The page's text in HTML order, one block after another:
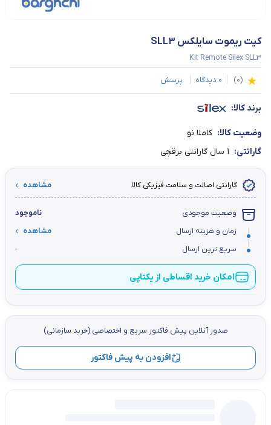
کیت ریموت سایلکس SLL3
Kit Remote Silex SLL3
(
0
)
0 دیدگاه پرسش
برند کالا:
وضعیت کالا: کاملا نو
گارانتی: 1 سال گارانتی برقچی
گارانتی اصالت و سلامت فیزیکی کالا مشاهده
وضعیت موجودی
ناموجود
زمان و هزینه ارسال
مشاهده
سریع ترین ارسال
-
امکان خرید اقساطی از یکتاپی
صدور آنلاین پيش فاكتور سریع و اختصاصي (خرید سازمانی)
افزودن به پیش فاکتور